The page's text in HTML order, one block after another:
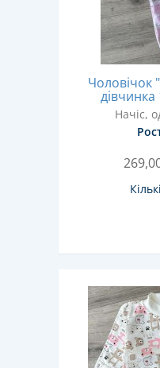
Чоловічок
дівчинка
Начіс,